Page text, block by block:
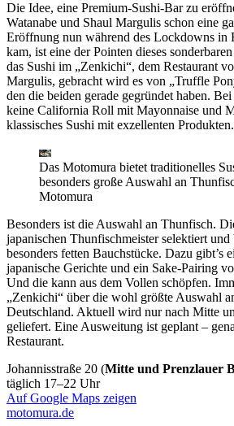
Die Idee, eine Premium-Sushi-Bar zu
Watanabe und Shaul Margulis schon eine
Eröffnung nun während des Lockdowns in
kam, ist eine der Pointen dieses
das Sushi im „Zenkichi“, dem Restaurant
Margulis, gebracht wird es von „Truffle
den die beiden gerade gegründet haben.
keine California Roll mit Mayonnaise und
klassisches Sushi mit exzellenten Produkten.
Das Motomura bietet traditionelles
besonders große Auswahl an
Motomura
Besonders ist die Auswahl an Thunfisch.
japanischen Thunfischmeister selektiert und
besonders fetten Bauchstücke. Dazu gibt’s
japanische Gerichte und ein Sake-Pairing
Und die kann aus dem Vollen schöpfen.
„Zenkichi“ über die wohl größte Auswahl
Deutschland. Aktuell wird nur nach Mitte
geliefert. Eine Ausweitung ist geplant –
Restaurant.
Johannisstraße 20 (Mitte und Prenzlauer
täglich 17–22 Uhr
Auf Google Maps zeigen
motomura.de